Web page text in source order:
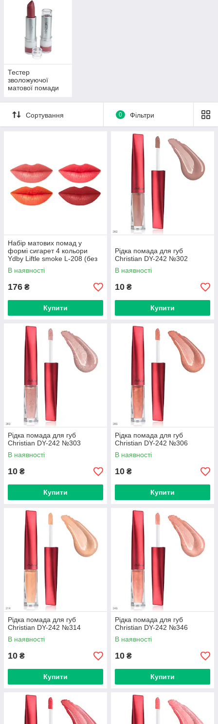
Тестер
зволожуючої
матової помади
ml-443 Т
Сортування
0 Фільтри
Набір матових помад у
формі сигарет 4 кольори
Ydby Liftle smoke L-208 (без
пакування)
В наявності
176 ₴
Купити
Рідка помада для губ
Christian DY-242 №302
В наявності
10 ₴
Купити
Рідка помада для губ
Christian DY-242 №303
В наявності
10 ₴
Купити
Рідка помада для губ
Christian DY-242 №306
В наявності
10 ₴
Купити
Рідка помада для губ
Christian DY-242 №314
В наявності
10 ₴
Купити
Рідка помада для губ
Christian DY-242 №346
В наявності
10 ₴
Купити